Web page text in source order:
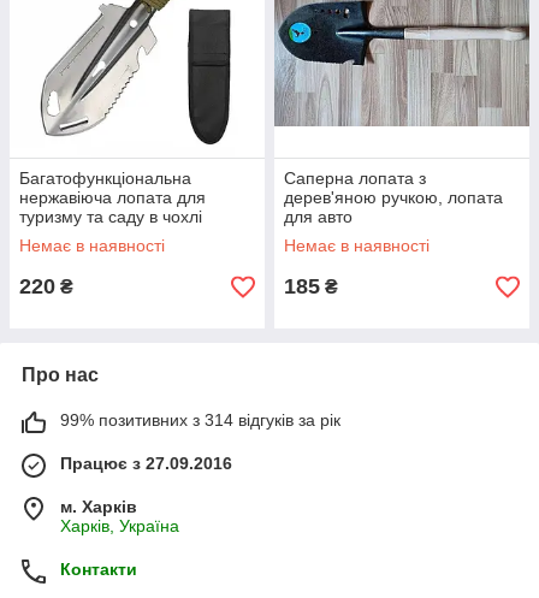
Багатофункціональна
нержавіюча лопата для
туризму та саду в чохлі
Немає в наявності
220 ₴
Саперна лопата з
дерев'яною ручкою, лопата
для авто
Немає в наявності
185 ₴
Про нас
99% позитивних з 314 відгуків за рік
Працює з 27.09.2016
м. Харків
Харків, Україна
Контакти